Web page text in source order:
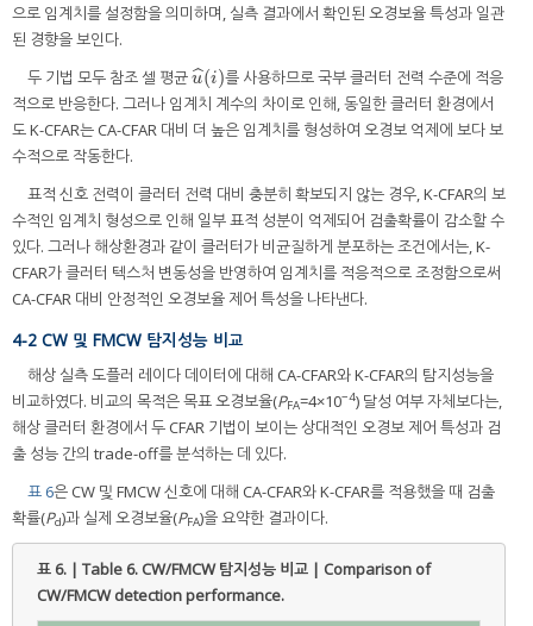
으로 임계치를 설정함을 의미하며, 실측 결과에서 확인된 오경보율 특성과 일관
된 경향을 보인다.
두 기법 모두 참조 셀 평균u
ˆ(i)
u^(i)를 사용하므로 국부 클러터 전력 수준에 적응
적으로 반응한다. 그러나 임계치 계수의 차이로 인해, 동일한 클러터 환경에서
도 K-CFAR는 CA-CFAR 대비 더 높은 임계치를 형성하여 오경보 억제에 보다 보
수적으로 작동한다.
표적 신호 전력이 클러터 전력 대비 충분히 확보되지 않는 경우, K-CFAR의 보
수적인 임계치 형성으로 인해 일부 표적 성분이 억제되어 검출확률이 감소할 수
있다. 그러나 해상환경과 같이 클러터가 비균질하게 분포하는 조건에서는, K-
CFAR가 클러터 텍스처 변동성을 반영하여 임계치를 적응적으로 조정함으로써
CA-CFAR 대비 안정적인 오경보율 제어 특성을 나타낸다.
4-2 CW 및 FMCW 탐지성능 비교
해상 실측 도플러 레이다 데이터에 대해 CA-CFAR와 K-CFAR의 탐지성능을
비교하였다. 비교의 목적은 목표 오경보율(PFA=4×10−4) 달성 여부 자체보다는,
해상 클러터 환경에서 두 CFAR 기법이 보이는 상대적인 오경보 제어 특성과 검
출 성능 간의 trade-off를 분석하는 데 있다.
표 6은 CW 및 FMCW 신호에 대해 CA-CFAR와 K-CFAR를 적용했을 때 검출
확률(Pd)과 실제 오경보율(PFA)을 요약한 결과이다.
표 6. | Table 6. CW/FMCW 탐지성능 비교 | Comparison of
CW/FMCW detection performance.